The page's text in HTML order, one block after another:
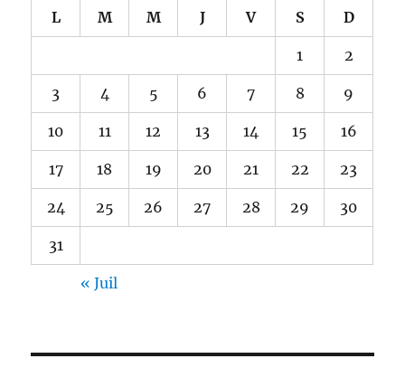
L M M J V S D
1 2
3 4 5 6 7 8 9
10 11 12 13 14 15 16
17 18 19 20 21 22 23
24 25 26 27 28 29 30
31
« Juil